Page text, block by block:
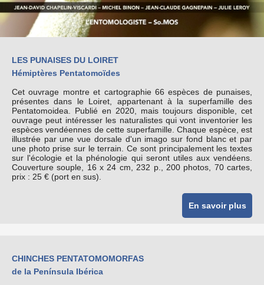
LES PUNAISES DU LOIRET
Hémiptères Pentatomoïdes
Cet ouvrage montre et cartographie 66 espèces de punaises,
présentes dans le Loiret, appartenant à la superfamille des
Pentatomoidea. Publié en 2020, mais toujours disponible, cet
ouvrage peut intéresser les naturalistes qui vont inventorier les
espèces vendéennes de cette superfamille. Chaque espèce, est
illustrée par une vue dorsale d'un imago sur fond blanc et par
une photo prise sur le terrain. Ce sont principalement les textes
sur l'écologie et la phénologie qui seront utiles aux vendéens.
Couverture souple, 16 x 24 cm, 232 p., 200 photos, 70 cartes,
prix : 25 € (port en sus).
En savoir plus
CHINCHES PENTATOMOMORFAS
de la Península Ibérica